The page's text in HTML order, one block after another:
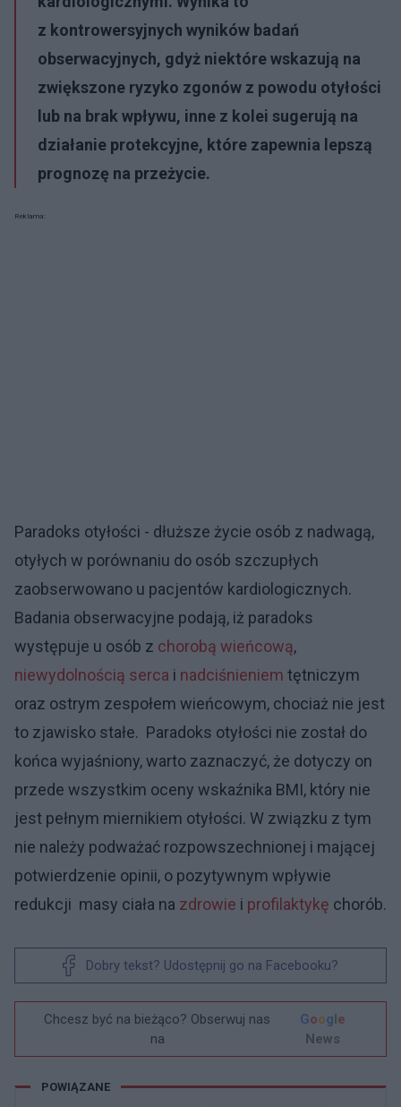
z kontrowersyjnych wyników badań
obserwacyjnych, gdyż niektóre wskazują na
zwiększone ryzyko zgonów z powodu otyłości
lub na brak wpływu, inne z kolei sugerują na
działanie protekcyjne, które zapewnia lepszą
prognozę na przeżycie.
Reklama:
Paradoks otyłości - dłuższe życie osób z nadwagą,
otyłych w porównaniu do osób szczupłych
zaobserwowano u pacjentów kardiologicznych.
Badania obserwacyjne podają, iż paradoks
występuje u osób z chorobą wieńcową,
niewydolnością serca i nadciśnieniem tętniczym
oraz ostrym zespołem wieńcowym, chociaż nie jest
to zjawisko stałe. Paradoks otyłości nie został do
końca wyjaśniony, warto zaznaczyć, że dotyczy on
przede wszystkim oceny wskaźnika BMI, który nie
jest pełnym miernikiem otyłości. W związku z tym
nie należy podważać rozpowszechnionej i mającej
potwierdzenie opinii, o pozytywnym wpływie
redukcji masy ciała na zdrowie i profilaktykę chorób.
Dobry tekst? Udostępnij go na Facebooku?
Chcesz być na bieżąco? Obserwuj nas
na
Google
News
POWIĄZANE